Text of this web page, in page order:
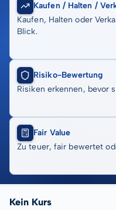
Kaufen / Halten /
Kaufen, Halten oder
Blick.
Risiko-Bewertung
Risiken erkennen, bevor
Fair Value
Zu teuer, fair bewertet
Kein Kurs